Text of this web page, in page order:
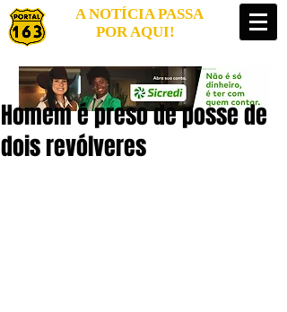
A NOTÍCIA PASSA
POR AQUI!
Homem é preso de posse de
dois revólveres